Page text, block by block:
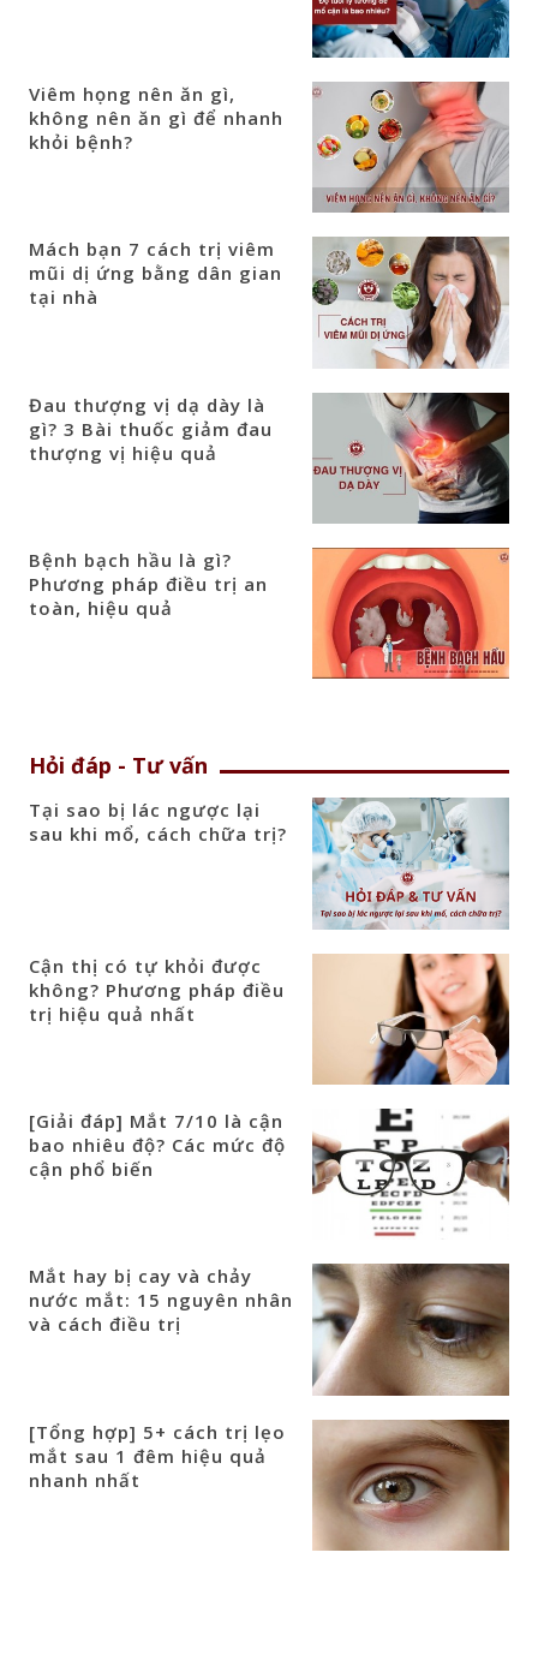
Viêm họng nên ăn gì,
không nên ăn gì để nhanh
khỏi bệnh?
Mách bạn 7 cách trị viêm
mũi dị ứng bằng dân gian
tại nhà
Đau thượng vị dạ dày là
gì? 3 Bài thuốc giảm đau
thượng vị hiệu quả
Bệnh bạch hầu là gì?
Phương pháp điều trị an
toàn, hiệu quả
Hỏi đáp - Tư vấn
Tại sao bị lác ngược lại
sau khi mổ, cách chữa trị?
Cận thị có tự khỏi được
không? Phương pháp điều
trị hiệu quả nhất
[Giải đáp] Mắt 7/10 là cận
bao nhiêu độ? Các mức độ
cận phổ biến
Mắt hay bị cay và chảy
nước mắt: 15 nguyên nhân
và cách điều trị
[Tổng hợp] 5+ cách trị lẹo
mắt sau 1 đêm hiệu quả
nhanh nhất